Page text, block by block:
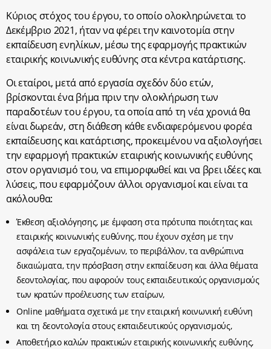
Κύριος στόχος του έργου, το οποίο ολοκληρώνεται το
Δεκέμβριο 2021, ήταν να φέρει την καινοτομία στην
εκπαίδευση ενηλίκων, μέσω της εφαρμογής πρακτικών
εταιρικής κοινωνικής ευθύνης στα κέντρα κατάρτισης.
Οι εταίροι, μετά από εργασία σχεδόν δύο ετών,
βρίσκονται ένα βήμα πριν την ολοκλήρωση των
παραδοτέων του έργου, τα οποία από τη νέα χρονιά θα
είναι δωρεάν, στη διάθεση κάθε ενδιαφερόμενου φορέα
εκπαίδευσης και κατάρτισης, προκειμένου να αξιολογήσει
την εφαρμογή πρακτικών εταιρικής κοινωνικής ευθύνης
στον οργανισμό του, να επιμορφωθεί και να βρει ιδέες και
λύσεις, που εφαρμόζουν άλλοι οργανισμοί και είναι τα
ακόλουθα:
Έκθεση αξιολόγησης, με έμφαση στα πρότυπα ποιότητας και
εταιρικής κοινωνικής ευθύνης, που έχουν σχέση με την
ασφάλεια των εργαζομένων, το περιβάλλον, τα ανθρώπινα
δικαιώματα, την πρόσβαση στην εκπαίδευση και άλλα θέματα
δεοντολογίας, που αφορούν τους εκπαιδευτικούς οργανισμούς
των κρατών προέλευσης των εταίρων,
Online μαθήματα σχετικά με την εταιρική κοινωνική ευθύνη
και τη δεοντολογία στους εκπαιδευτικούς οργανισμούς,
Αποθετήριο καλών πρακτικών εταιρικής κοινωνικής ευθύνης,